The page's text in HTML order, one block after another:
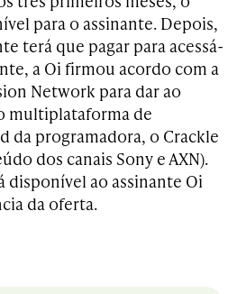
para o assinante. Depois,
terá que pagar para acessá-
a Oi firmou acordo com a
Network para dar ao
multiplataforma de
da programadora, o Crackle
dos canais Sony e AXN).
disponível ao assinante Oi
da oferta.